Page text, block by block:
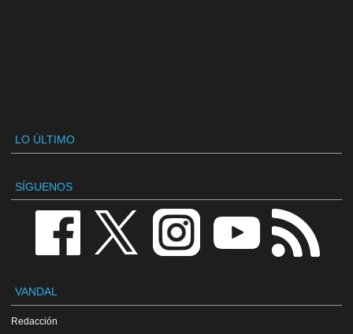
LO ÚLTIMO
SÍGUENOS
VANDAL
Redacción